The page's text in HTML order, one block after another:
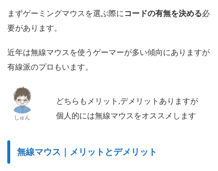
まずゲーミングマウスを選ぶ際に コードの有無を決める必
要があります。
近年は無線マウスを使うゲーマーが多い傾向にありますが
有線派のプロもいます。
しゅん
どちらもメリット,デメリットありますが
個人的には無線マウスをオススメします
無線マウス｜メリットとデメリット